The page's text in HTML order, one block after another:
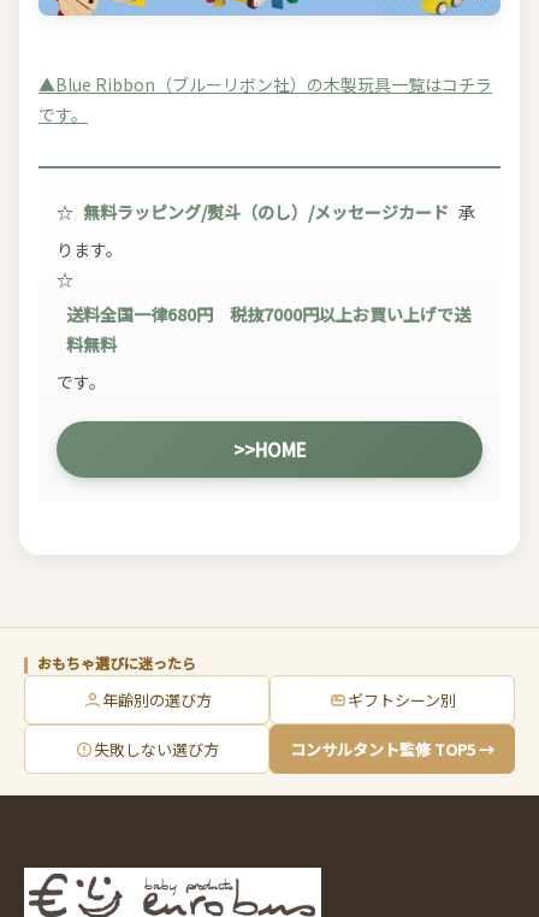
▲Blue Ribbon（ブルーリボン社）の木製玩具一覧はコチラ
です。
☆ 無料ラッピング/熨斗（のし）/メッセージカード 承
ります。
☆
送料全国一律680円 税抜7000円以上お買い上げで送
料無料
です。
>>HOME
おもちゃ選びに迷ったら
年齢別の選び方 ギフトシーン別
失敗しない選び方 コンサルタント監修 TOP5 →